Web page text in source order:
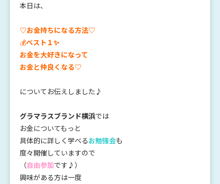
本日は、
♡お金持ちになる方法♡
💰ベスト１✨
お金を大好きになって
お金と仲良くなる♡
についてお伝えしました♪
グラマラスブランド横浜では
お金についてもっと
具体的に詳しく学べるお勉強会も
度々開催していますので
（自由参加です♪）
興味がある方は一度